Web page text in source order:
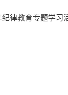
律教育专题学习